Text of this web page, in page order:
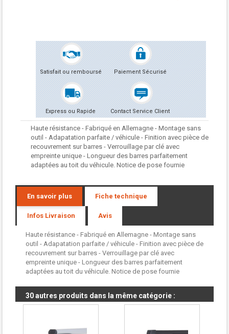
Satisfait ou remboursé Paiement Sécurisé
Express ou Rapide Contact Service Client
Haute résistance - Fabriqué en Allemagne - Montage sans
outil - Adapatation parfaite / véhicule - Finition avec pièce de
recouvrement sur barres - Verrouillage par clé avec
empreinte unique - Longueur des barres parfaitement
adaptées au toit du véhicule. Notice de pose fournie
En savoir plus Fiche technique
Infos Livraison Avis
Haute résistance - Fabriqué en Allemagne - Montage sans
outil - Adapatation parfaite / véhicule - Finition avec pièce de
recouvrement sur barres - Verrouillage par clé avec
empreinte unique - Longueur des barres parfaitement
adaptées au toit du véhicule. Notice de pose fournie
30 autres produits dans la même catégorie :